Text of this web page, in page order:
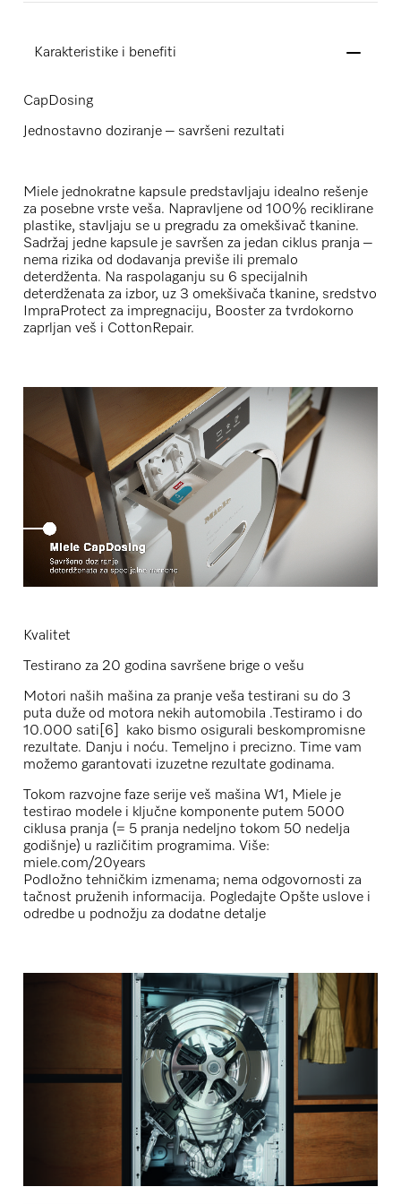
Karakteristike i benefiti
CapDosing
Jednostavno doziranje – savršeni rezultati
Miele jednokratne kapsule predstavljaju idealno rešenje
za posebne vrste veša. Napravljene od 100% reciklirane
plastike, stavljaju se u pregradu za omekšivač tkanine.
Sadržaj jedne kapsule je savršen za jedan ciklus pranja –
nema rizika od dodavanja previše ili premalo
deterdženta. Na raspolaganju su 6 specijalnih
deterdženata za izbor, uz 3 omekšivača tkanine, sredstvo
ImpraProtect za impregnaciju, Booster za tvrdokorno
zaprljan veš i CottonRepair.
Kvalitet
Testirano za 20 godina savršene brige o vešu
Motori naših mašina za pranje veša testirani su do 3
puta duže od motora nekih automobila .Testiramo i do
10.000 sati[6] kako bismo osigurali beskompromisne
rezultate. Danju i noću. Temeljno i precizno. Time vam
možemo garantovati izuzetne rezultate godinama.
Tokom razvojne faze serije veš mašina W1, Miele je
testirao modele i ključne komponente putem 5000
ciklusa pranja (= 5 pranja nedeljno tokom 50 nedelja
godišnje) u različitim programima. Više:
miele.com/20years
Podložno tehničkim izmenama; nema odgovornosti za
tačnost pruženih informacija. Pogledajte Opšte uslove i
odredbe u podnožju za dodatne detalje